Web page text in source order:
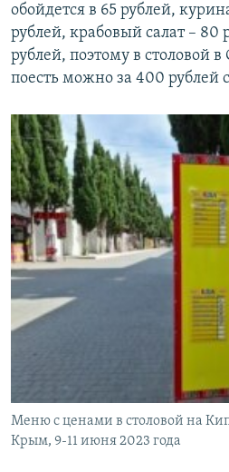
обойдется в 65 рублей,
рублей, крабовый салат – 80
рублей, поэтому в столовой
поесть можно за 400 рублей
Меню с ценами в столовой на
Крым, 9-11 июня 2023 года